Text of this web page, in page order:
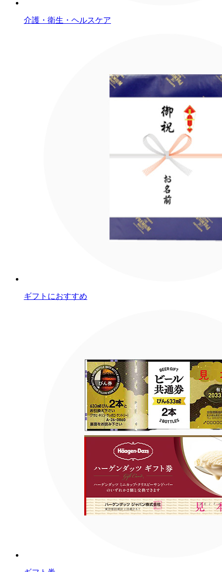
介護・衛生・ヘルスケア
ギフトにおすすめ